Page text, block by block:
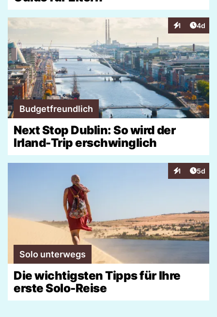
1
Interaktionen
4d
Budgetfreundlich
Next Stop Dublin: So wird der
Irland-Trip erschwinglich
1
Interaktionen
5d
Solo unterwegs
Die wichtigsten Tipps für Ihre
erste Solo-Reise